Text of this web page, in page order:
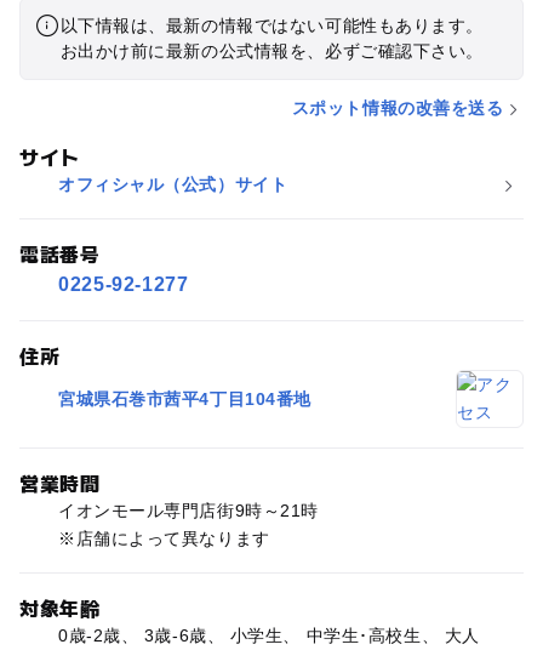
以下情報は、最新の情報ではない可能性もあります。
お出かけ前に最新の公式情報を、必ずご確認下さい。
スポット情報の改善を送る
サイト
オフィシャル（公式）サイト
電話番号
0225-92-1277
住所
宮城県石巻市茜平4丁目104番地
営業時間
イオンモール専門店街9時～21時
※店舗によって異なります
対象年齢
0歳-2歳、 3歳-6歳、 小学生、 中学生･高校生、 大人